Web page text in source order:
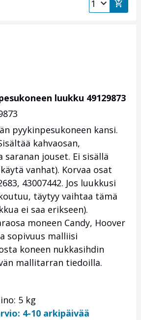
luukku 49129873
pyykinpesukoneen kansi.
kahvaosan,
saranan jouset. Ei sisällä
vanhat). Korvaa osat
43007442. Jos luukkusi
täytyy vaihtaa tämä
ei saa erikseen).
moneen Candy, Hoover
sopivuus malliisi
koneen nukkasihdin
mallitarran tiedoilla.
5 kg
4-10 arkipäivää